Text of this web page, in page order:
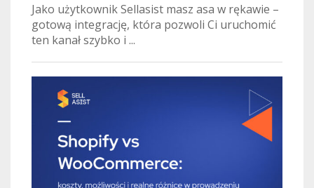
Jako użytkownik Sellasist masz asa w rękawie –
gotową integrację, która pozwoli Ci uruchomić
ten kanał szybko i ...